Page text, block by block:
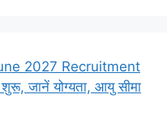
2027 Recruitment
जानें योग्यता, आयु सीमा